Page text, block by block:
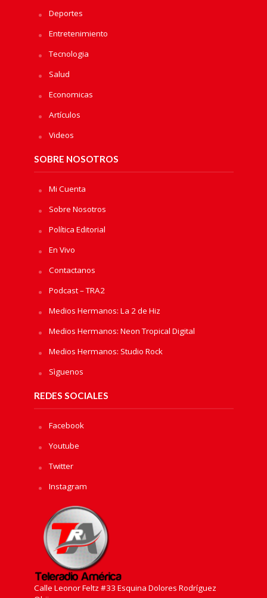
Deportes
Entretenimiento
Tecnologia
Salud
Economicas
Artículos
Videos
SOBRE NOSOTROS
Mi Cuenta
Sobre Nosotros
Política Editorial
En Vivo
Contactanos
Podcast – TRA2
Medios Hermanos: La 2 de Hiz
Medios Hermanos: Neon Tropical Digital
Medios Hermanos: Studio Rock
Sìguenos
REDES SOCIALES
Facebook
Youtube
Twitter
Instagram
Calle Leonor Feltz #33 Esquina Dolores Rodríguez